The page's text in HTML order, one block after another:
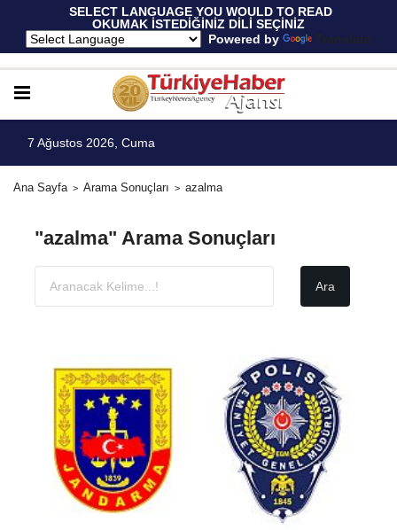
SELECT LANGUAGE YOU WOULD TO READ
OKUMAK İSTEDİĞİNİZ DİLİ SEÇİNİZ
Powered by
Translate
7 Ağustos 2026, Cuma
Ana Sayfa Arama Sonuçları azalma
"azalma" Arama Sonuçları